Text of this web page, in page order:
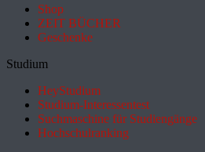
Shop
ZEIT BÜCHER
Geschenke
Studium
HeyStudium
Studium-Interessentest
Suchmaschine für Studiengänge
Hochschulranking